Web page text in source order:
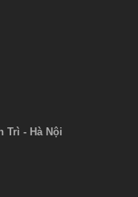
Trì - Hà Nội